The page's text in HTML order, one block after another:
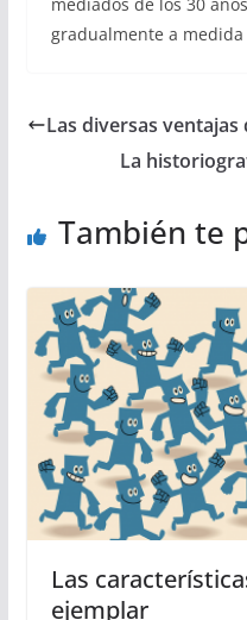
mediados de los 30
gradualmente a medida
Las diversas ventajas
La
También te
Las
ejemplar